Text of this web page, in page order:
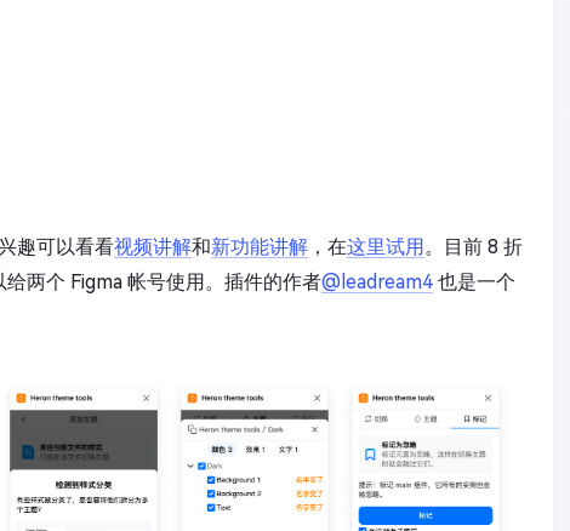
趣可以看看视频讲解和新功能讲解 ，在这里试用。目前 8 折
两个 Figma 帐号使用。插件的作者@leadream4 也是一个